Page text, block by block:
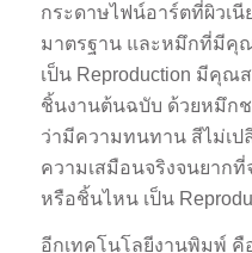
กระดาษไฟน์อาร์ตที่ผิวเนี
มาตรฐาน และหมึกที่มีคุ
เป็น Reproduction มีคุณ
ชิ้นงานต้นฉบับ ด้วยหมึกช
ว่ามีความทนทาน สีไม่เป
ความเสมือนจริงจนยาก
หรือชิ้นไหน เป็น
อีกเทคโนโลยีงานพิมพ์ คื